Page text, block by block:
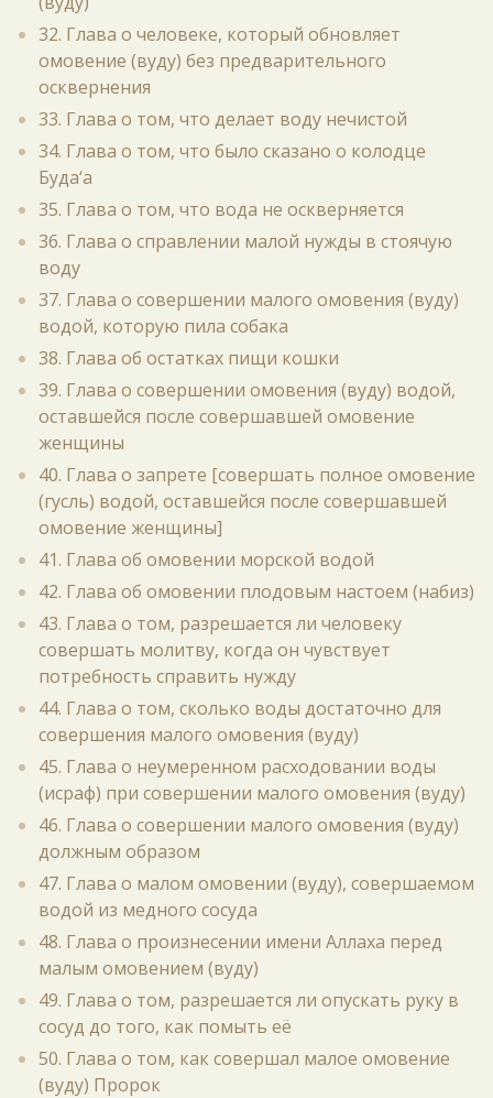
32. Глава о человеке, который обновляет
омовение (вуду) без предварительного
осквернения
33. Глава о том, что делает воду нечистой
34. Глава о том, что было сказано о колодце
Буда‘а
35. Глава о том, что вода не оскверняется
36. Глава о справлении малой нужды в стоячую
воду
37. Глава о совершении малого омовения (вуду)
водой, которую пила собака
38. Глава об остатках пищи кошки
39. Глава о совершении омовения (вуду) водой,
оставшейся после совершавшей омовение
женщины
40. Глава о запрете [совершать полное омовение
(гусль) водой, оставшейся после совершавшей
омовение женщины]
41. Глава об омовении морской водой
42. Глава об омовении плодовым настоем (набиз)
43. Глава о том, разрешается ли человеку
совершать молитву, когда он чувствует
потребность справить нужду
44. Глава о том, сколько воды достаточно для
совершения малого омовения (вуду)
45. Глава о неумеренном расходовании воды
(исраф) при совершении малого омовения (вуду)
46. Глава о совершении малого омовения (вуду)
должным образом
47. Глава о малом омовении (вуду), совершаемом
водой из медного сосуда
48. Глава о произнесении имени Аллаха перед
малым омовением (вуду)
49. Глава о том, разрешается ли опускать руку в
сосуд до того, как помыть её
50. Глава о том, как совершал малое омовение
(вуду) Пророк